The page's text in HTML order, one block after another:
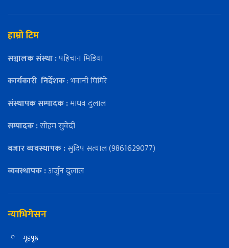
हाम्रो टिम
सञ्चालक संस्था :पहिचान मिडिया
कार्यकारी निर्देशक: भवानी घिमिरे
संस्थापक सम्पादक :माधव दुलाल
सम्पादक :सोहम सुवेदी
बजार ब्यवस्थापक :सुदिप सत्याल (9861629077)
व्यवस्थापक :अर्जुन दुलाल
न्याभिगेसन
गृहपृष्ठ